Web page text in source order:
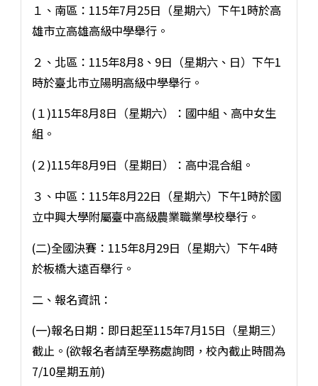
１、南區：115年7月25日（星期六）下午1時於高
雄市立高雄高級中學舉行。
２、北區：115年8月8、9日（星期六、日）下午1
時於臺北市立陽明高級中學舉行。
(１)115年8月8日（星期六）：國中組、高中女生
組。
(２)115年8月9日（星期日）：高中混合組。
３、中區：115年8月22日（星期六）下午1時於國
立中興大學附屬臺中高級農業職業學校舉行。
(二)全國決賽：115年8月29日（星期六）下午4時
於板橋大遠百舉行。
二、報名資訊：
(一)報名日期：即日起至115年7月15日（星期三）
截止。(欲報名者請至學務處詢問，校內截止時間為
7/10星期五前)